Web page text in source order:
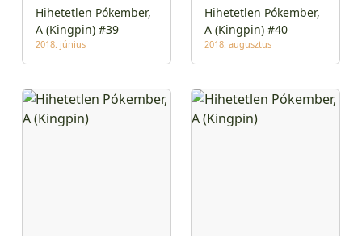
Hihetetlen Pókember,
A (Kingpin) #39
2018. június
Hihetetlen Pókember,
A (Kingpin) #40
2018. augusztus